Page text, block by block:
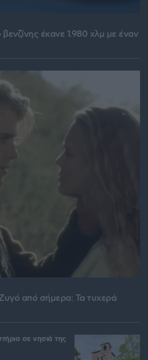
βενζίνης έκανε 1.980 χλμ με έναν
από σήμερα: Τα τυχερά
σε νησιά της